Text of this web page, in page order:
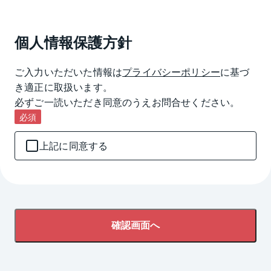
個人情報保護方針
ご入力いただいた情報はプライバシーポリシーに基づ
き適正に取扱います。
必ずご一読いただき同意のうえお問合せください。
必須
上記に同意する
確認画面へ